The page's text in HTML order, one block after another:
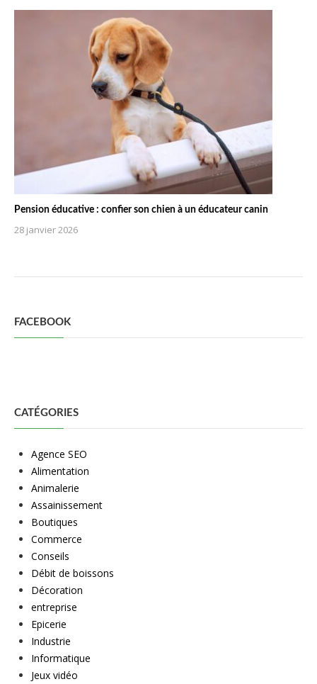
Pension éducative : confier son chien à un éducateur canin
28 janvier 2026
FACEBOOK
CATÉGORIES
Agence SEO
Alimentation
Animalerie
Assainissement
Boutiques
Commerce
Conseils
Débit de boissons
Décoration
entreprise
Epicerie
Industrie
Informatique
Jeux vidéo